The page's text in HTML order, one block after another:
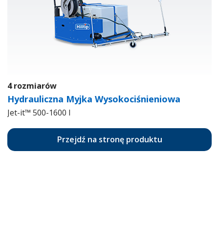
4 rozmiarów
Hydrauliczna Myjka Wysokociśnieniowa
Jet-it™ 500-1600 l
Przejdź na stronę produktu